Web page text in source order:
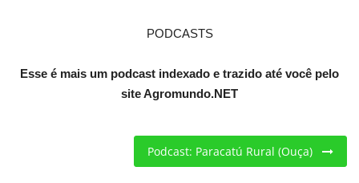
Clima
PODCASTS
Esse é mais um podcast indexado e trazido até você pelo
site Agromundo.NET
Podcast: Paracatú Rural (Ouça)